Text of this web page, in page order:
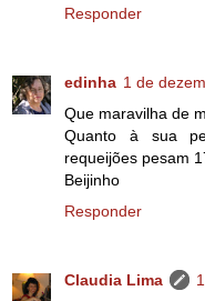
Responder
edinha 1 de
Que maravilha de
Quanto à sua
requeijões pesam
Beijinho
Responder
Claudia Lima